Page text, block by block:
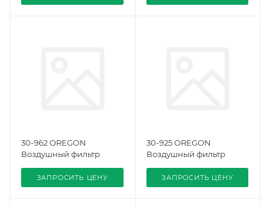
30-962 OREGON
Воздушный фильтр
ЗАПРОСИТЬ ЦЕНУ
30-925 OREGON
Воздушный фильтр
ЗАПРОСИТЬ ЦЕНУ